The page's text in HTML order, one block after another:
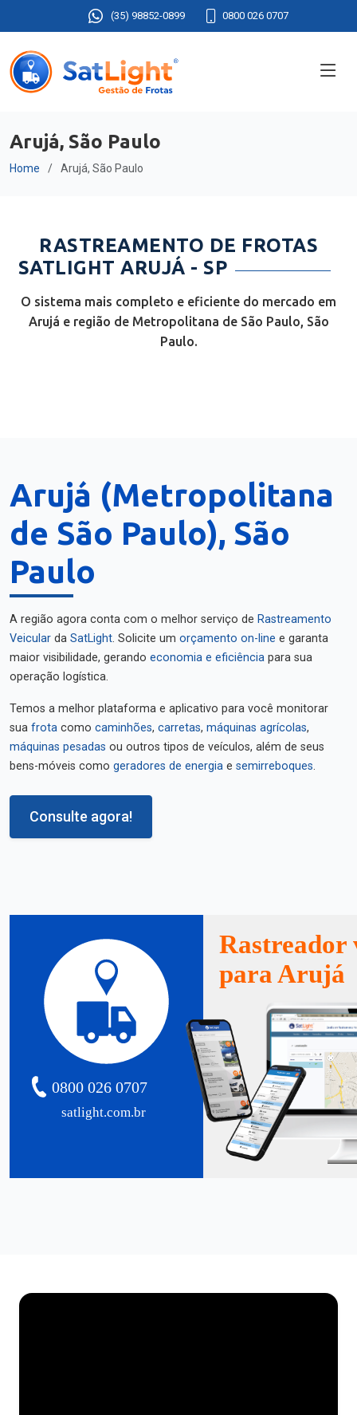
(35) 98852-0899 0800 026 0707
Arujá, São Paulo
Home Arujá, São Paulo
RASTREAMENTO DE FROTAS
SATLIGHT ARUJÁ - SP
O sistema mais completo e eficiente do mercado em
Arujá e região de Metropolitana de São Paulo, São
Paulo.
Arujá (Metropolitana
de São Paulo), São
Paulo
A região agora conta com o melhor serviço de Rastreamento
Veicular da SatLight. Solicite um orçamento on-line e garanta
maior visibilidade, gerando economia e eficiência para sua
operação logística.
Temos a melhor plataforma e aplicativo para você monitorar
sua frota como caminhões, carretas, máquinas agrícolas,
máquinas pesadas ou outros tipos de veículos, além de seus
bens-móveis como geradores de energia e semirreboques.
Consulte agora!
satlight.com.br
0800 026 0707
Rastreador
para Arujá